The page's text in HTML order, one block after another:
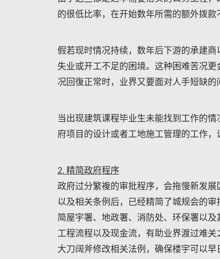
的很低比率，在开始数年所需的额外拨款
假若现时情况持续，数年后下游的承建
失业或开工不足的困境。这种困难苦况
况回復正常时，业界又要面对人手短缺的
当出现建筑课程毕业生未能找到工作的
府项目的设计或者工地施工管理的工作
2. 精简政府程序
政府过分繁複的审批程序，会拖慢新发
以及相关条例后，已经精简了城规会的
简屋宇署、地政署、消防处、环保署以
工程流程以及现金流，有助业界渡过难
大刀阔斧修改相关法例，确保楼宇可以